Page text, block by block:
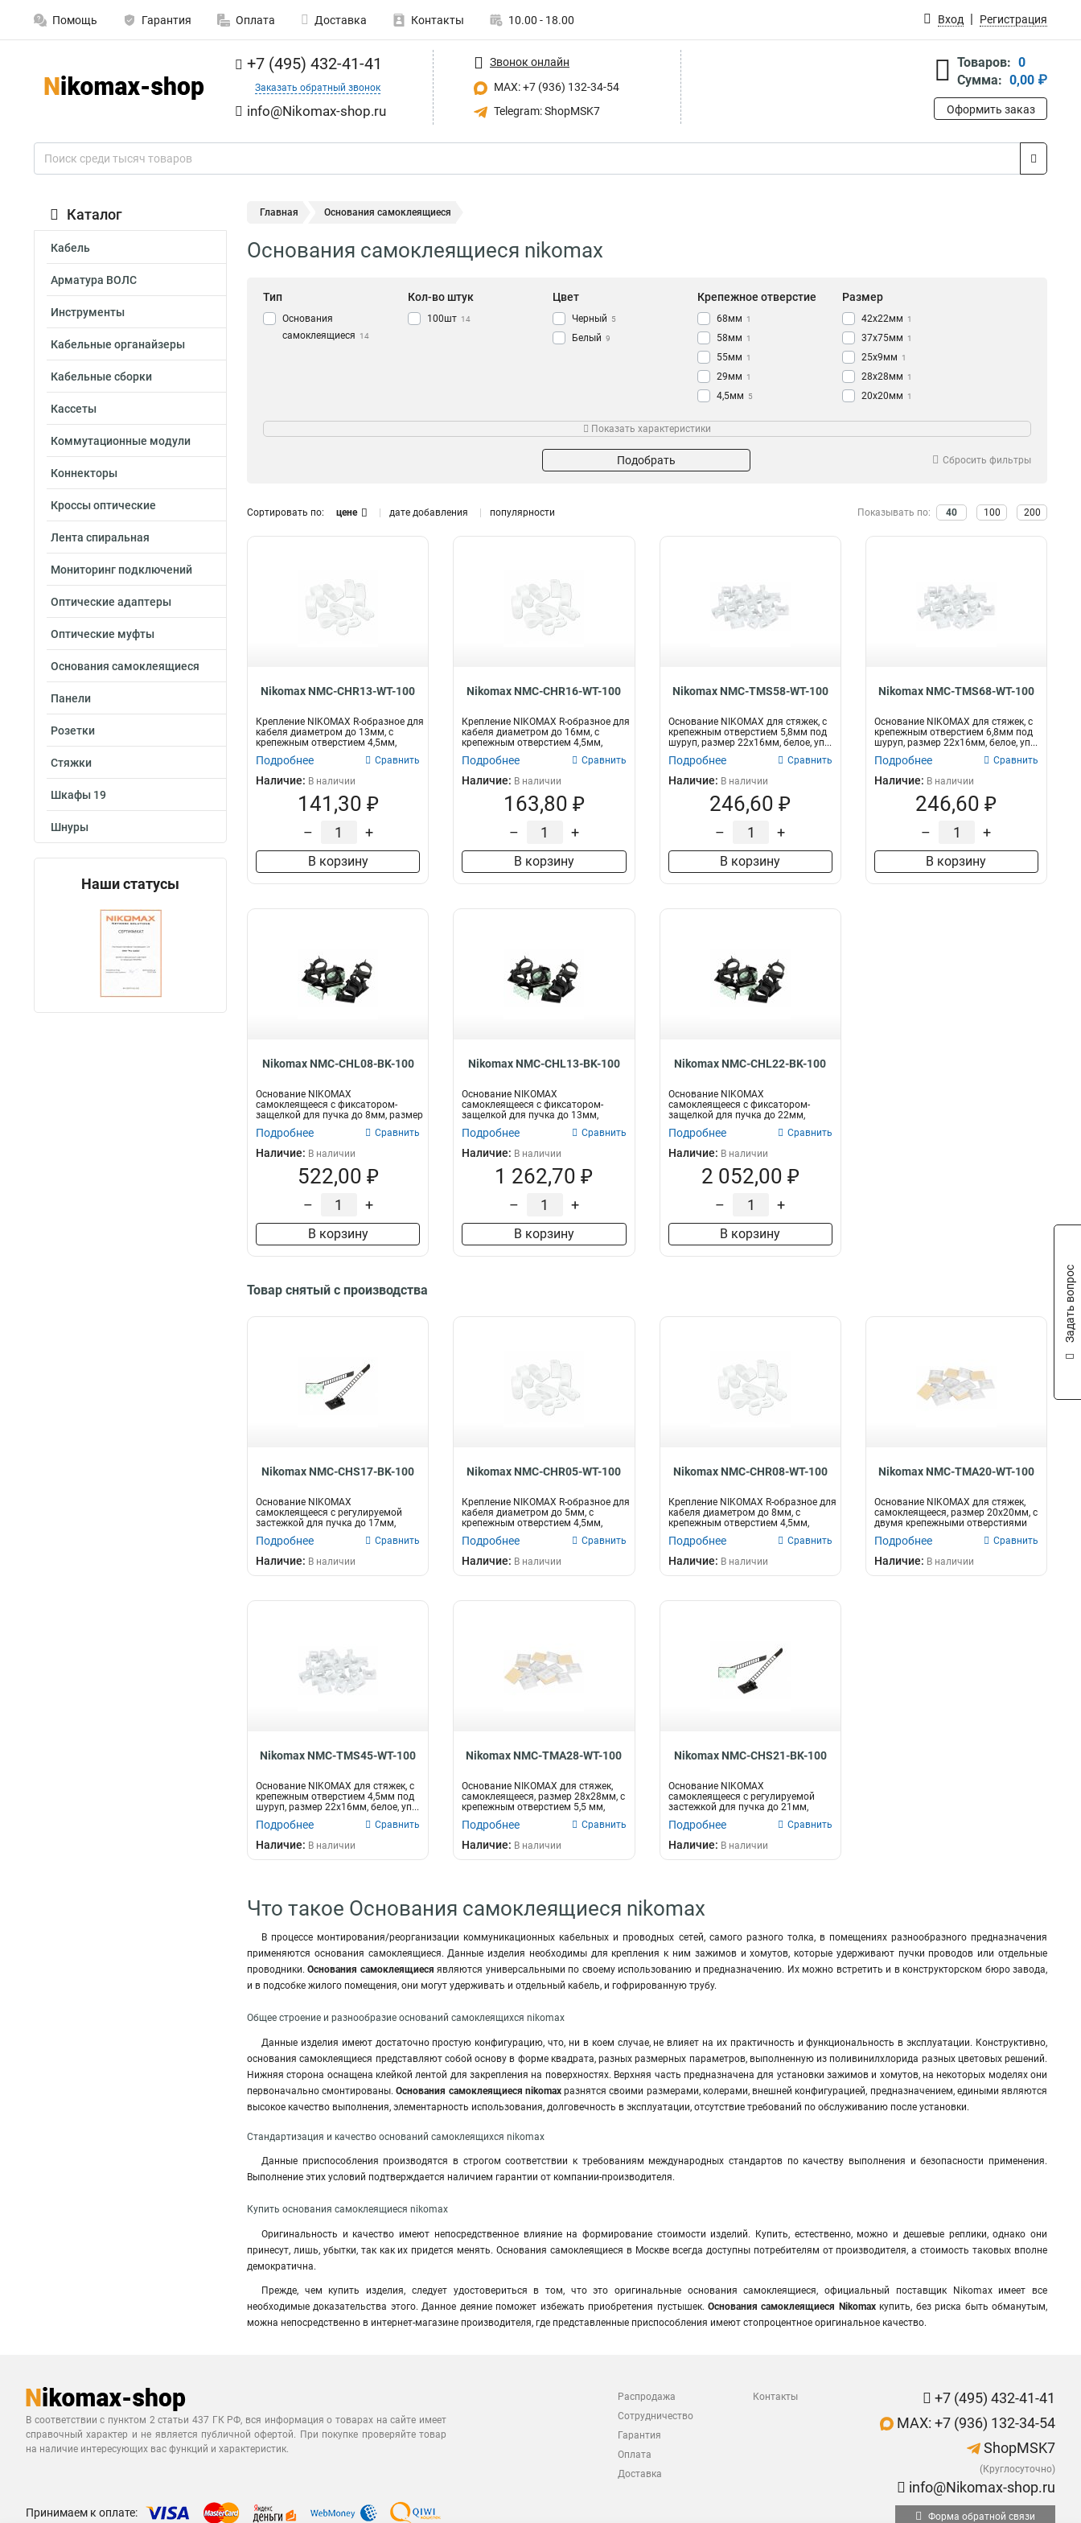
Помощь Гарантия Оплата Доставка Контакты 10.00 - 18.00 Вход Регистрация
+7 (495) 432-41-41
Заказать обратный звонок
info@Nikomax-shop.ru
Звонок онлайн
MAX: +7 (936) 132-34-54
Telegram: ShopMSK7
Товаров: 0
Сумма: 0,00 ₽
Оформить заказ
Каталог
Кабель
Арматура ВОЛС
Инструменты
Кабельные органайзеры
Кабельные сборки
Кассеты
Коммутационные модули
Коннекторы
Кроссы оптические
Лента спиральная
Мониторинг подключений
Оптические адаптеры
Оптические муфты
Основания самоклеящиеся
Панели
Розетки
Стяжки
Шкафы 19
Шнуры
Наши статусы
Главная Основания самоклеящиеся
Основания самоклеящиеся nikomax
Тип
Основания
самоклеящиеся
14
Кол-во штук
100шт 14
Цвет
Черный 5
Белый 9
Крепежное отверстие
68мм 1
58мм 1
55мм 1
29мм 1
4,5мм 5
Размер
42х22мм 1
37х75мм 1
25х9мм 1
28х28мм 1
20х20мм 1
22х16мм 3
16мм 1
22мм 1
13мм 2
Шуруп 3
Показать характеристики
Подобрать Сбросить фильтры
Сортировать по: цене дате добавления популярности Показывать по: 40 100 200
Nikomax NMC-CHR13-WT-100
Крепление NIKOMAX R-образное для
кабеля диаметром до 13мм, с
крепежным отверстием 4,5мм,
Подробнее Сравнить
Наличие: В наличии
141,30 ₽
– +
В корзину
Nikomax NMC-CHR16-WT-100
Крепление NIKOMAX R-образное для
кабеля диаметром до 16мм, с
крепежным отверстием 4,5мм,
Подробнее Сравнить
Наличие: В наличии
163,80 ₽
– +
В корзину
Nikomax NMC-TMS58-WT-100
Основание NIKOMAX для стяжек, с
крепежным отверстием 5,8мм под
шуруп, размер 22х16мм, белое, уп...
Подробнее Сравнить
Наличие: В наличии
246,60 ₽
– +
В корзину
Nikomax NMC-TMS68-WT-100
Основание NIKOMAX для стяжек, с
крепежным отверстием 6,8мм под
шуруп, размер 22х16мм, белое, уп...
Подробнее Сравнить
Наличие: В наличии
246,60 ₽
– +
В корзину
Nikomax NMC-CHL08-BK-100
Основание NIKOMAX
самоклеящееся с фиксатором-
защелкой для пучка до 8мм, размер
25х9мм, черное,...
Подробнее Сравнить
Наличие: В наличии
522,00 ₽
– +
В корзину
Nikomax NMC-CHL13-BK-100
Основание NIKOMAX
самоклеящееся с фиксатором-
защелкой для пучка до 13мм,
размер 37х7,5мм, черно...
Подробнее Сравнить
Наличие: В наличии
1 262,70 ₽
– +
В корзину
Nikomax NMC-CHL22-BK-100
Основание NIKOMAX
самоклеящееся с фиксатором-
защелкой для пучка до 22мм,
размер 42х22мм, черное...
Подробнее Сравнить
Наличие: В наличии
2 052,00 ₽
– +
В корзину
Товар снятый с производства
Nikomax NMC-CHS17-BK-100
Основание NIKOMAX
самоклеящееся с регулируемой
застежкой для пучка до 17мм,
размер 25х18мм, чер...
Подробнее Сравнить
Наличие: В наличии
Nikomax NMC-CHR05-WT-100
Крепление NIKOMAX R-образное для
кабеля диаметром до 5мм, с
крепежным отверстием 4,5мм,
Подробнее Сравнить
Наличие: В наличии
Nikomax NMC-CHR08-WT-100
Крепление NIKOMAX R-образное для
кабеля диаметром до 8мм, с
крепежным отверстием 4,5мм,
Подробнее Сравнить
Наличие: В наличии
Nikomax NMC-TMA20-WT-100
Основание NIKOMAX для стяжек,
самоклеящееся, размер 20х20мм, с
двумя крепежными отверстиями
Подробнее Сравнить
Наличие: В наличии
Nikomax NMC-TMS45-WT-100
Основание NIKOMAX для стяжек, с
крепежным отверстием 4,5мм под
шуруп, размер 22х16мм, белое, уп...
Подробнее Сравнить
Наличие: В наличии
Nikomax NMC-TMA28-WT-100
Основание NIKOMAX для стяжек,
самоклеящееся, размер 28х28мм, с
крепежным отверстием 5,5 мм,
Подробнее Сравнить
Наличие: В наличии
Nikomax NMC-CHS21-BK-100
Основание NIKOMAX
самоклеящееся с регулируемой
застежкой для пучка до 21мм,
размер 25х18мм, чер...
Подробнее Сравнить
Наличие: В наличии
Что такое Основания самоклеящиеся nikomax
В процессе монтирования/реорганизации коммуникационных кабельных и проводных сетей, самого разного толка, в помещениях разнообразного предназначения
применяются основания самоклеящиеся. Данные изделия необходимы для крепления к ним зажимов и хомутов, которые удерживают пучки проводов или отдельные
проводники.Основания самоклеящиеся являются универсальными по своему использованию и предназначению. Их можно встретить и в конструкторском бюро завода,
и в подсобке жилого помещения, они могут удерживать и отдельный кабель, и гофрированную трубу.
Общее строение и разнообразие оснований самоклеящихся nikomax
Данные изделия имеют достаточно простую конфигурацию, что, ни в коем случае, не влияет на их практичность и функциональность в эксплуатации. Конструктивно,
основания самоклеящиеся представляют собой основу в форме квадрата, разных размерных параметров, выполненную из поливинилхлорида разных цветовых решений.
Нижняя сторона оснащена клейкой лентой для закрепления на поверхностях. Верхняя часть предназначена для установки зажимов и хомутов, на некоторых моделях они
первоначально смонтированы.Основания самоклеящиеся nikomaxразнятся своими размерами, колерами, внешней конфигурацией, предназначением, едиными являются
высокое качество выполнения, элементарность использования, долговечность в эксплуатации, отсутствие требований по обслуживанию после установки.
Стандартизация и качество оснований самоклеящихся nikomax
Данные приспособления производятся в строгом соответствии к требованиям международных стандартов по качеству выполнения и безопасности применения.
Выполнение этих условий подтверждается наличием гарантии от компании-производителя.
Купить основания самоклеящиеся nikomax
Оригинальность и качество имеют непосредственное влияние на формирование стоимости изделий. Купить, естественно, можно и дешевые реплики, однако они
принесут, лишь, убытки, так как их придется менять. Основания самоклеящиеся в Москве всегда доступны потребителям от производителя, а стоимость таковых вполне
демократична.
Прежде, чем купить изделия, следует удостовериться в том, что это оригинальные основания самоклеящиеся, официальный поставщик Nikomax имеет все
необходимые доказательства этого. Данное деяние поможет избежать приобретения пустышек. Основания самоклеящиеся Nikomaxкупить, без риска быть обманутым,
можна непосредственно в интернет-магазине производителя, где представленные приспособления имеют стопроцентное оригинальное качество.
В соответствии с пунктом 2 статьи 437 ГК РФ, вся информация о товарах на сайте имеет
справочный характер и не является публичной офертой. При покупке проверяйте товар
на наличие интересующих вас функций и характеристик.
Распродажа
Сотрудничество
Гарантия
Оплата
Доставка
Контакты
+7 (495) 432-41-41
MAX: +7 (936) 132-34-54
ShopMSK7
(Круглосуточно)
info@Nikomax-shop.ru
Принимаем к оплате: Форма обратной связи
Задать вопрос